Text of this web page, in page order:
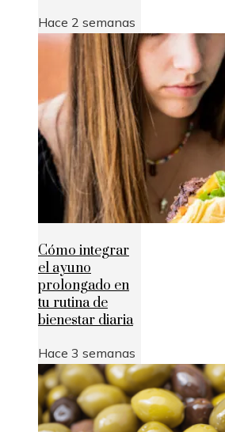
Hace 2 semanas
Cómo integrar
el ayuno
prolongado en
tu rutina de
bienestar diaria
Hace 3 semanas